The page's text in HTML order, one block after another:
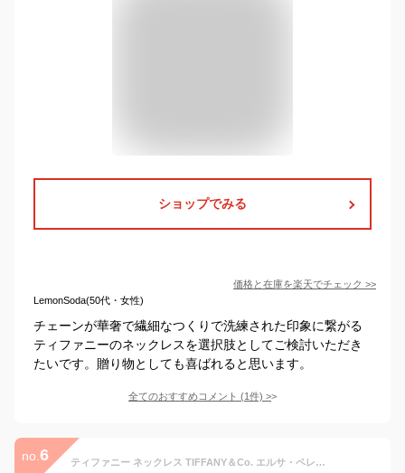
ショップでみる
価格と在庫を楽天でチェック >>
LemonSoda(50代・女性)
チェーンが華奢で繊細なつくりで洗練された印象に繋がる
ティファニーのネックレスを選択肢としてご検討いただき
たいです。贈り物としても喜ばれると思います。
全てのおすすめコメント (1件) >
no. 6 ティファニー ネックレス TIFFANY＆Co. エルサ・ペレッティ ビーン ペンダント K18イエローゴールド 6.5mm 60957312【新品】